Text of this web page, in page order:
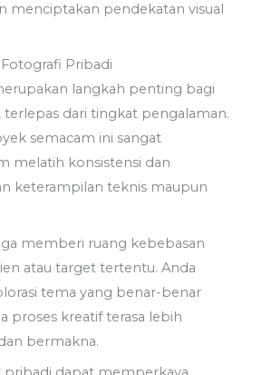
menciptakan pendekatan visual
Pribadi
langkah penting bagi
terlepas dari tingkat pengalaman.
semacam ini sangat
melatih konsistensi dan
keterampilan teknis maupun
memberi ruang kebebasan
atau target tertentu. Anda
tema yang benar-benar
proses kreatif terasa lebih
bermakna.